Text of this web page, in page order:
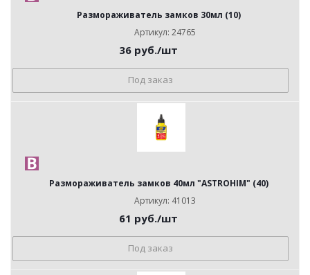
Размораживатель замков 30мл (10)
Артикул: 24765
36руб./шт
Под заказ
Размораживатель замков 40мл "ASTROHIM" (40)
Артикул: 41013
61 руб./шт
Под заказ